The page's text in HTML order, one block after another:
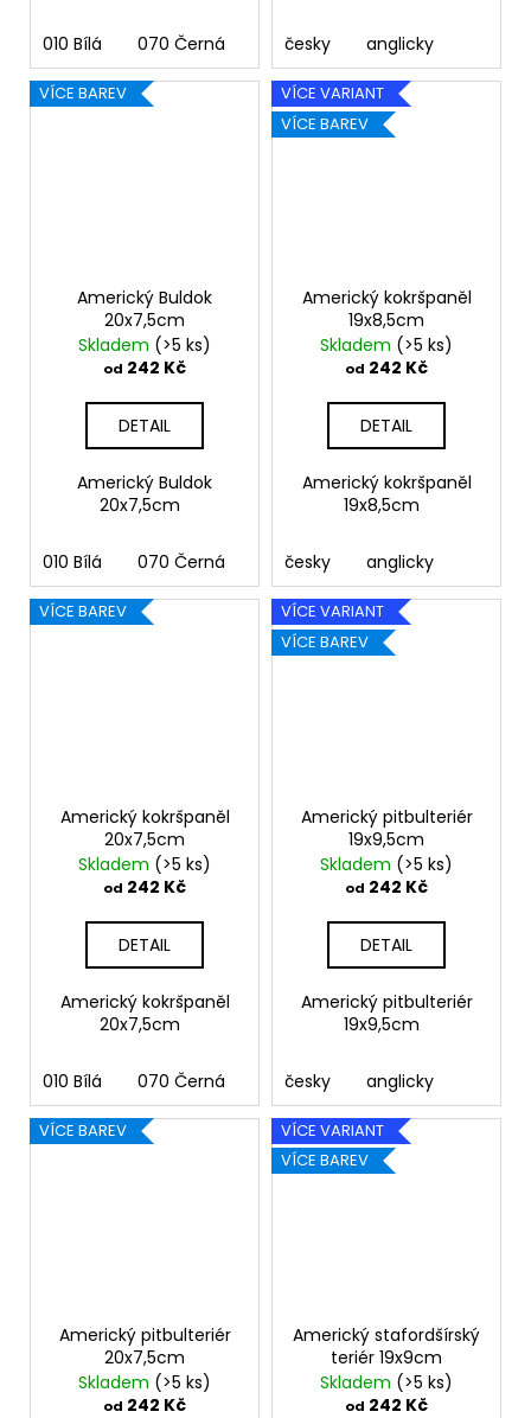
010 Bílá 070 Černá 090 Stříbrná 091 Zlatá
česky anglicky
VÍCE BAREV
Americký Buldok
20x7,5cm
Skladem (>5 ks)
od 242 Kč
DETAIL
Americký Buldok
20x7,5cm
010 Bílá 070 Černá 090 Stříbrná 091 Zlatá
VÍCE VARIANT
VÍCE BAREV
Americký kokršpaněl
19x8,5cm
Skladem (>5 ks)
od 242 Kč
DETAIL
Americký kokršpaněl
19x8,5cm
česky anglicky
VÍCE BAREV
Americký kokršpaněl
20x7,5cm
Skladem (>5 ks)
od 242 Kč
DETAIL
Americký kokršpaněl
20x7,5cm
010 Bílá 070 Černá 090 Stříbrná 091 Zlatá
VÍCE VARIANT
VÍCE BAREV
Americký pitbulteriér
19x9,5cm
Skladem (>5 ks)
od 242 Kč
DETAIL
Americký pitbulteriér
19x9,5cm
česky anglicky
VÍCE BAREV
Americký pitbulteriér
20x7,5cm
Skladem (>5 ks)
od 242 Kč
VÍCE VARIANT
VÍCE BAREV
Americký stafordšírský
teriér 19x9cm
Skladem (>5 ks)
od 242 Kč